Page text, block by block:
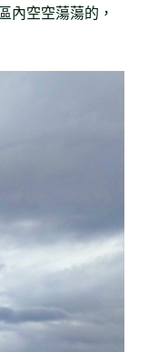
內空空蕩蕩的，